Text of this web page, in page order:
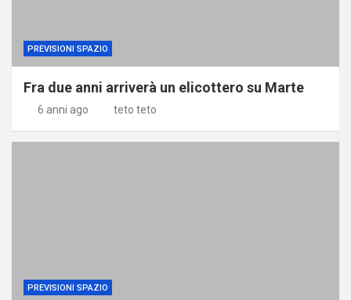
PREVISIONI SPAZIO
Fra due anni arriverà un elicottero su Marte
6 anni ago teto teto
PREVISIONI SPAZIO